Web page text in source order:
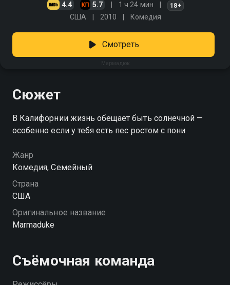
4.4 5.7 1 ч 24 мин 18+
США 2010 Комедия
Мармадюк
Смотреть
Сюжет
В Калифорнии жизнь обещает быть солнечной —
особенно если у тебя есть пес ростом с пони
Жанр
Комедия, Семейный
Страна
США
Оригинальное название
Marmaduke
Съёмочная команда